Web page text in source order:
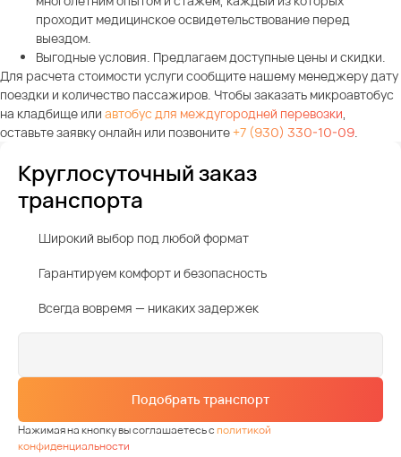
проходит медицинское освидетельствование перед
выездом.
Выгодные условия. Предлагаем доступные цены и скидки.
Для расчета стоимости услуги сообщите нашему менеджеру дату
поездки и количество пассажиров. Чтобы заказать микроавтобус
на кладбище или автобус для междугородней перевозки
оставьте заявку онлайн или позвоните+7 (930) 330-10-09
Круглосуточный заказ
транспорта
Широкий выбор под любой формат
Гарантируем комфорт и безопасность
Всегда вовремя — никаких задержек
Подобрать транспорт
Нажимая на кнопку вы соглашаетесь сполитикой
конфиденциальности